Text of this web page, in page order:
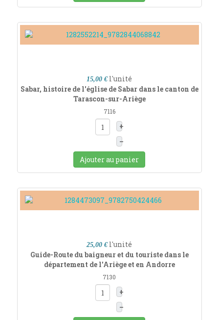
15,00 € l'unité
Sabar, histoire de l'église de Sabar dans le canton de
Tarascon-sur-Ariège
7116
+
–
Ajouter au panier
25,00 € l'unité
Guide-Route du baigneur et du touriste dans le
département de l'Ariège et en Andorre
7130
+
–